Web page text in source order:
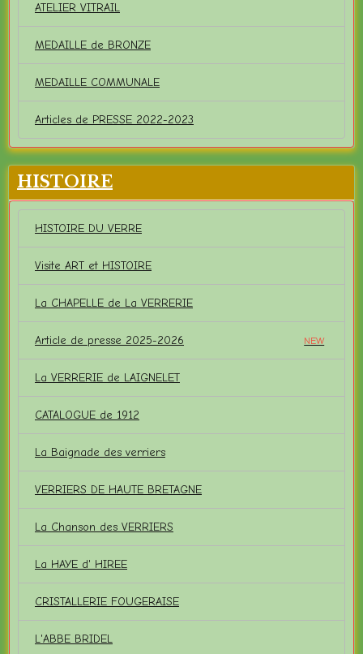
ATELIER VITRAIL
MEDAILLE de BRONZE
MEDAILLE COMMUNALE
Articles de PRESSE 2022-2023
HISTOIRE
HISTOIRE DU VERRE
Visite ART et HISTOIRE
La CHAPELLE de La VERRERIE
Article de presse 2025-2026 NEW
La VERRERIE de LAIGNELET
CATALOGUE de 1912
La Baignade des verriers
VERRIERS DE HAUTE BRETAGNE
La Chanson des VERRIERS
La HAYE d' HIREE
CRISTALLERIE FOUGERAISE
L'ABBE BRIDEL